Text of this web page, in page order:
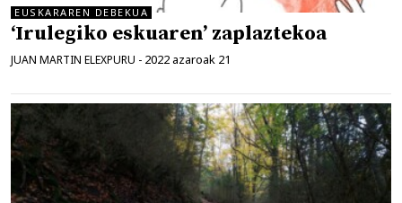
EUSKARAREN DEBEKUA
‘Irulegiko eskuaren’ zaplaztekoa
JUAN MARTIN ELEXPURU - 2022 azaroak 21